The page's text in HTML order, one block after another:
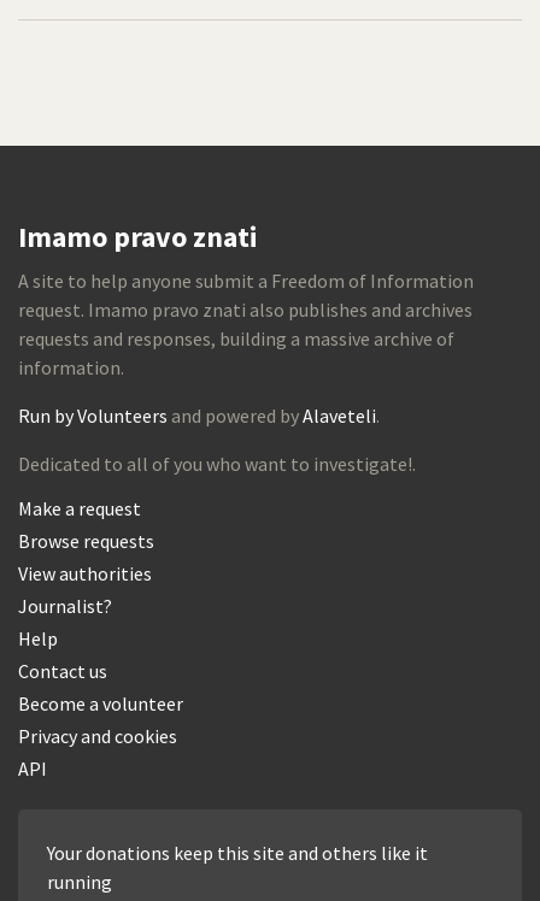
Imamo pravo znati
A site to help anyone submit a Freedom of Information
request. Imamo pravo znati also publishes and archives
requests and responses, building a massive archive of
information.
Run by Volunteers and powered byAlaveteli.
Dedicated to all of you who want to investigate!.
Make a request
Browse requests
View authorities
Journalist?
Help
Contact us
Become a volunteer
Privacy and cookies
API
Your donations keep this site and others like it
running